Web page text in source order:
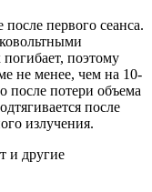
первого сеанса.
поэтому
не менее, чем на 10-
после потери объема
после
излучения.
и другие